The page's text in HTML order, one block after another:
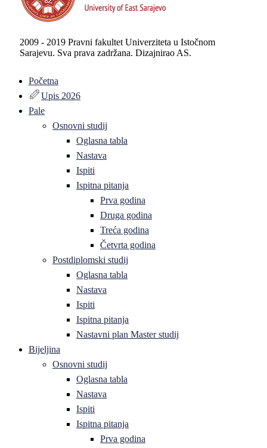
2009 - 2019 Pravni fakultet Univerziteta u Istočnom
Sarajevu. Sva prava zadržana. Dizajnirao AS.
Početna
Upis 2026
Pale
Osnovni studij
Oglasna tabla
Nastava
Ispiti
Ispitna pitanja
Prva godina
Druga godina
Treća godina
Četvrta godina
Postdiplomski studij
Oglasna tabla
Nastava
Ispiti
Ispitna pitanja
Nastavni plan Master studij
Bijeljina
Osnovni studij
Oglasna tabla
Nastava
Ispiti
Ispitna pitanja
Prva godina